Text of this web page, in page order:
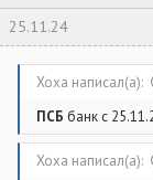
25.11.24
Xoxa написал(а):
ПСБ банк с
Xoxa написал(а):